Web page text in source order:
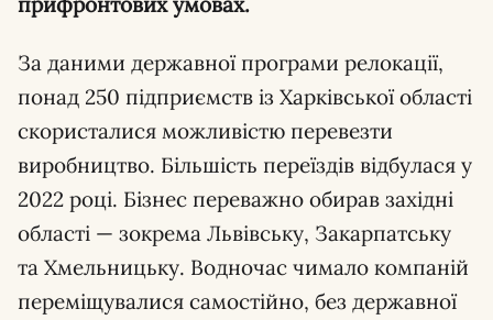
За даними державної програми релокації,
понад 250 підприємств із Харківської області
скористалися можливістю перевезти
виробництво. Більшість переїздів відбулася у
2022 році. Бізнес переважно обирав західні
області — зокрема Львівську, Закарпатську
та Хмельницьку. Водночас чимало компаній
переміщувалися самостійно, без державної